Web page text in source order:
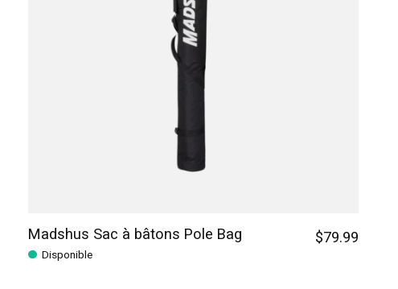
Madshus Sac à bâtons Pole Bag
Disponible
$79.99